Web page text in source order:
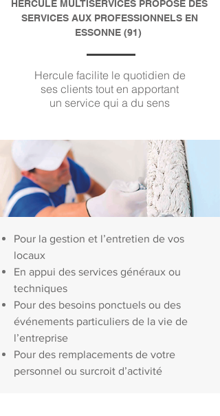
HERCULE MULTISERVICES PROPOSE DES
SERVICES AUX PROFESSIONNELS EN
ESSONNE (91)
Hercule facilite le quotidien de
ses clients tout en apportant
un service qui a du sens
Pour la gestion et l’entretien de vos
locaux
En appui des services généraux ou
techniques
Pour des besoins ponctuels ou des
événements particuliers de la vie de
l’entreprise
Pour des remplacements de votre
personnel ou surcroit d’activité